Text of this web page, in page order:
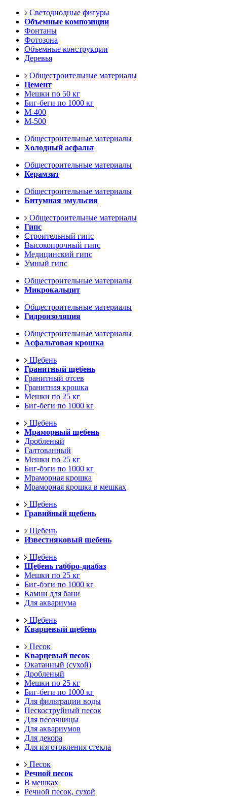
Светодиодные фигуры
Объемные композиции
Фонтаны
Фотозона
Объемные конструкции
Деревья
Общестроительные материалы
Цемент
Мешки по 50 кг
Биг-беги по 1000 кг
М-400
М-500
Общестроительные материалы
Холодный асфальт
Общестроительные материалы
Керамзит
Общестроительные материалы
Битумная эмульсия
Общестроительные материалы
Гипс
Строительный гипс
Высокопрочный гипс
Медицинский гипс
Умный гипс
Общестроительные материалы
Микрокальцит
Общестроительные материалы
Гидроизоляция
Общестроительные материалы
Асфальтовая крошка
Щебень
Гранитный щебень
Гранитный отсев
Гранитная крошка
Мешки по 25 кг
Биг-беги по 1000 кг
Щебень
Мраморный щебень
Дробленый
Галтованный
Мешки по 25 кг
Биг-бэги по 1000 кг
Мраморная крошка
Мраморная крошка в мешках
Щебень
Гравийный щебень
Щебень
Известняковый щебень
Щебень
Щебень габбро-диабаз
Мешки по 25 кг
Биг-бэги по 1000 кг
Камни для бани
Для аквариума
Щебень
Кварцевый щебень
Песок
Кварцевый песок
Окатанный (сухой)
Дробленый
Мешки по 25 кг
Биг-беги по 1000 кг
Для фильтрации воды
Пескоструйный песок
Для песочницы
Для аквариумов
Для декора
Для изготовления стекла
Песок
Речной песок
В мешках
Речной песок, сухой